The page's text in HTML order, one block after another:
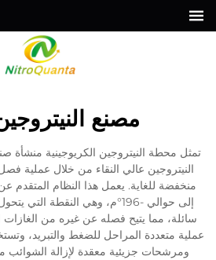
مصنع
تمثل محطة النيتروجين الكريوجينية منشأة
النيتروجين عالي النقاء من خلال عملية
منخفضة للغاية. يعمل هذا النظام المتقدم
إلى حوالي -196°م، وهي النقطة
سائلة، مما يتيح فصله عن غيره من
عملية متعددة المراحل للضغط والتبريد،
ومرشحات جزيئية معقدة لإزالة الشوائب